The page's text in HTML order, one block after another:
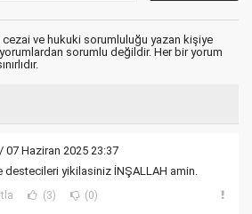
cezai ve hukuki sorumluluğu yazan kişiye
sorumlu değildir. Her bir yorum
/ 07 Haziran 2025 23:37
destecileri yikilasiniz İNŞALLAH amin.
(3) (0)